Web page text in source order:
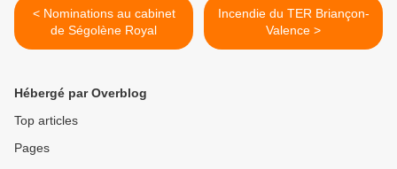
< Nominations au cabinet
de Ségolène Royal
Incendie du TER Briançon-
Valence >
Hébergé par Overblog
Top articles
Pages